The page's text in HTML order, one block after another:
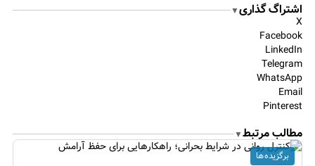
اشتراگ گذاری▼
X
Facebook
LinkedIn
Telegram
WhatsApp
Email
Pinterest
مطالب مرتبط▼
برگزیده ها